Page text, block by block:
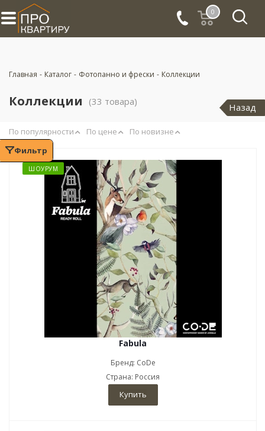
0
Главная - Каталог - Фотопанно и фрески - Коллекции
Коллекции (33 товара) Назад
Фильтр
По популярности По цене По новизне
ШОУРУМ
Fabula
Бренд: CoDe
Страна: Россия
Купить